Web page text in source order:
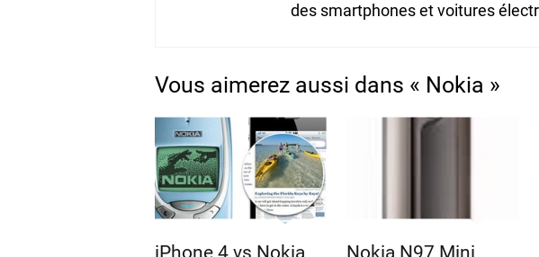
des smartphones et voitures
Vous aimerez aussi dans « Nokia »
iPhone 4 vs Nokia Nokia N97 Mini